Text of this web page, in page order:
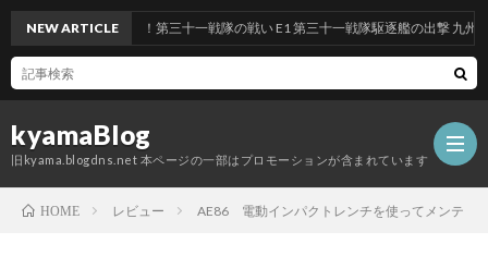
kyamaBlog
旧kyama.blogdns.net 本ページの一部はプロモーションが含まれています
NEW ARTICLE
前段作戦：反撃！第三十一戦隊の戦い E1 第三十一戦隊駆逐艦の出撃 九州沖/南西
HOME レビュー AE86 電動インパクトレンチを使ってメンテ